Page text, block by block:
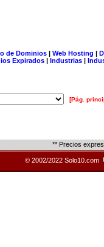
de Dominios| Web Hosting |
Expirados | Industrias |
[Pág.
** Precios
© 2002/2022 Solo10.com